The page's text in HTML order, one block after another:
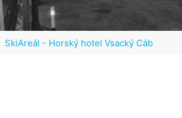
SkiAreál - Horský hotel Vsacký Cáb